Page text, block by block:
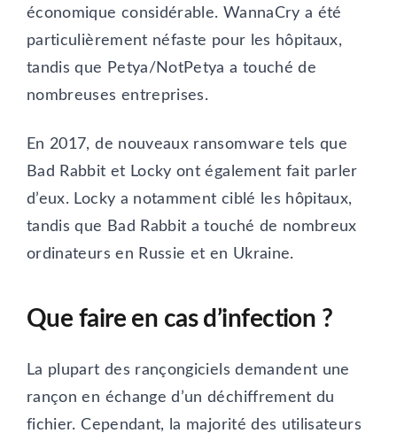
économique considérable. WannaCry a été
particulièrement néfaste pour les hôpitaux,
tandis que Petya/NotPetya a touché de
nombreuses entreprises.
En 2017, de nouveaux ransomware tels que
Bad Rabbit et Locky ont également fait parler
d’eux. Locky a notamment ciblé les hôpitaux,
tandis que Bad Rabbit a touché de nombreux
ordinateurs en Russie et en Ukraine.
Que faire en cas d’infection ?
La plupart des rançongiciels demandent une
rançon en échange d’un déchiffrement du
fichier. Cependant, la majorité des utilisateurs